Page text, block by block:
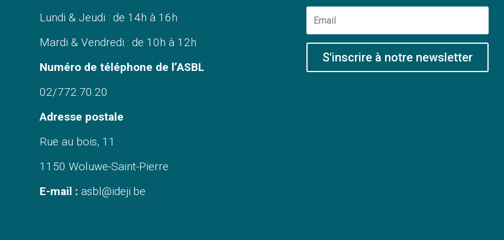
Lundi & Jeudi : de 14h à 16h
Mardi & Vendredi : de 10h à 12h
Numéro de téléphone de l’ASBL
02/772.70.20
Adresse postale
Rue au bois, 11
1150 Woluwe-Saint-Pierre
E-mail : asbl@ideji.be
S'inscrire à notre newsletter